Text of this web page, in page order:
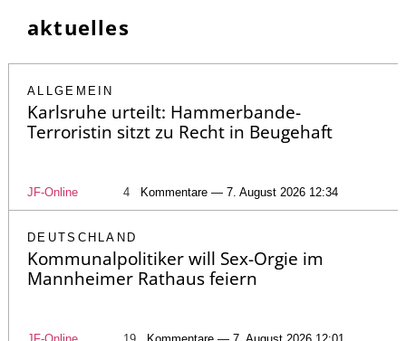
aktuelles
ALLGEMEIN
Karlsruhe urteilt: Hammerbande-
Terroristin sitzt zu Recht in Beugehaft
JF-Online 4 Kommentare — 7. August 2026 12:34
DEUTSCHLAND
Kommunalpolitiker will Sex-Orgie im
Mannheimer Rathaus feiern